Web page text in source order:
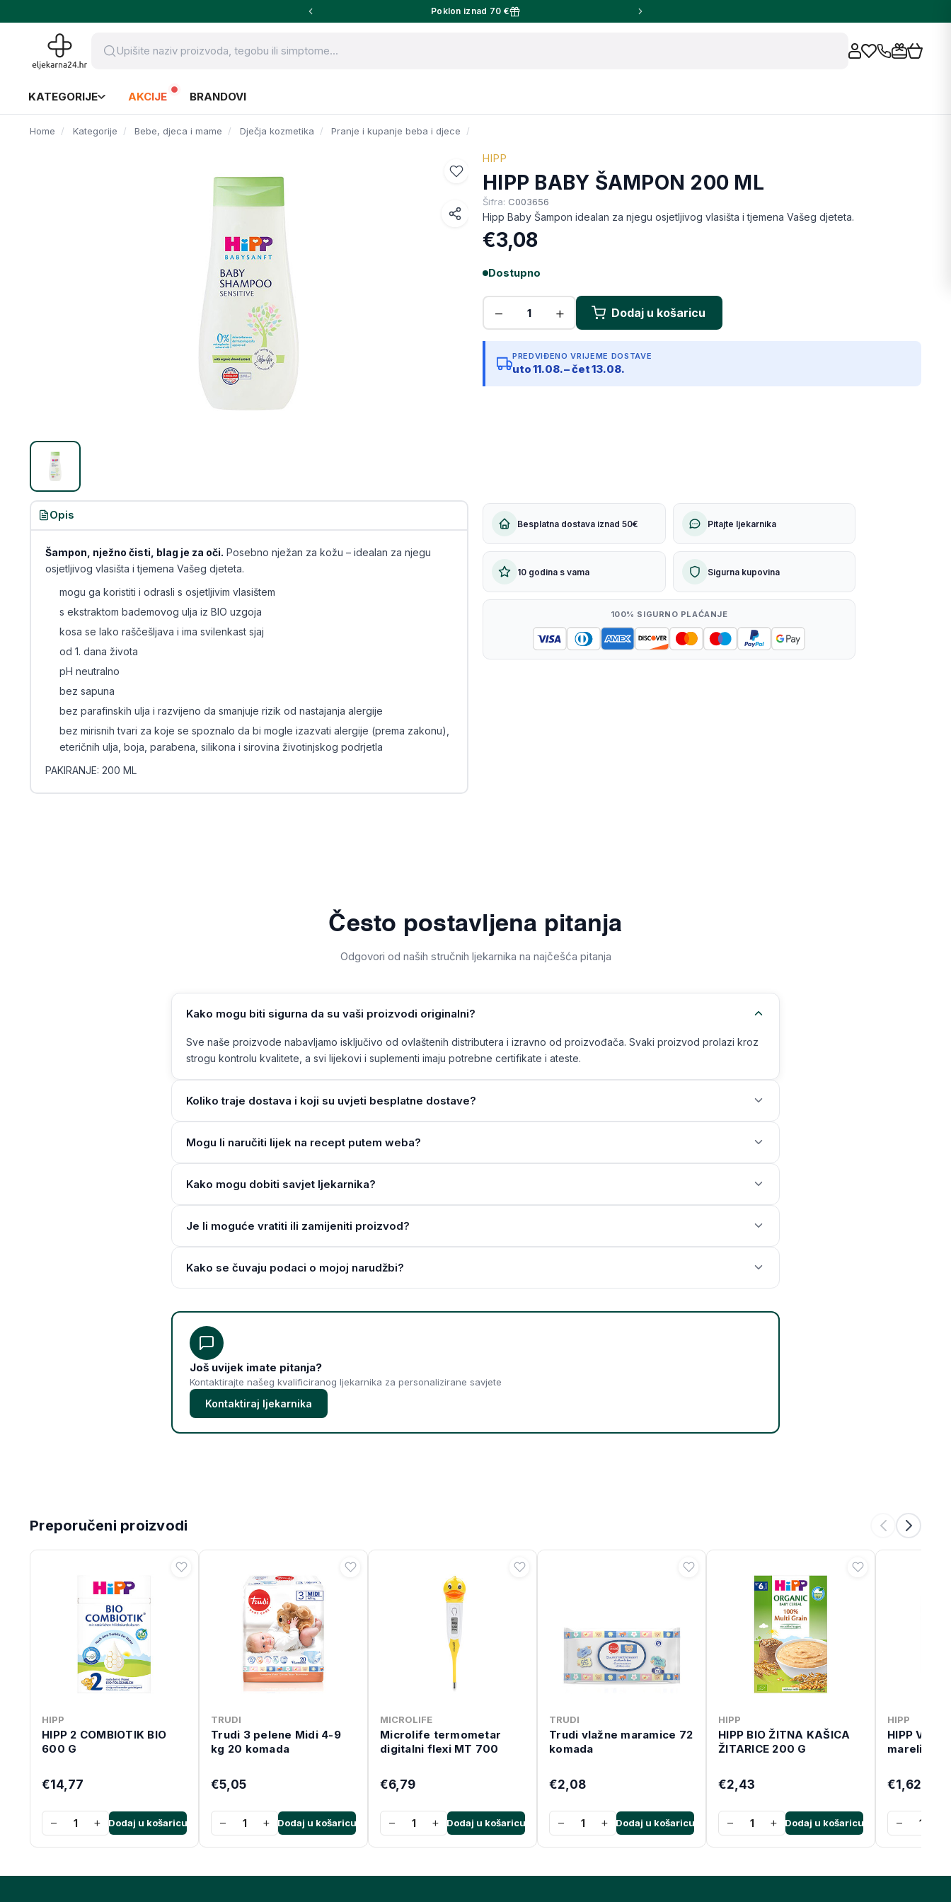
Poklon iznad 70 €
KATEGORIJE AKCIJE BRANDOVI
Home Kategorije Bebe, djeca i mame Dječja kozmetika Pranje i kupanje beba i djece
HIPP
HIPP BABY ŠAMPON 200 ML
Šifra: C003656
Hipp Baby Šampon idealan za njegu osjetljivog vlasišta i tjemena Vašeg djeteta.
€3,08
Dostupno
PREDVIĐENO VRIJEME DOSTAVE
uto 11.08. – čet 13.08.
Besplatna dostava iznad 50€ Pitajte ljekarnika
10 godina s vama Sigurna kupovina
100% SIGURNO PLAĆANJE
Opis
Šampon, nježno čisti, blag je za oči. Posebno nježan za kožu – idealan za njegu
osjetljivog vlasišta i tjemena Vašeg djeteta.
mogu ga koristiti i odrasli s osjetljivim vlasištem
s ekstraktom bademovog ulja iz BIO uzgoja
kosa se lako raščešljava i ima svilenkast sjaj
od 1. dana života
pH neutralno
bez sapuna
bez parafinskih ulja i razvijeno da smanjuje rizik od nastajanja alergije
bez mirisnih tvari za koje se spoznalo da bi mogle izazvati alergije (prema zakonu),
eteričnih ulja, boja, parabena, silikona i sirovina životinjskog podrjetla
PAKIRANJE: 200 ML
Često postavljena pitanja
Odgovori od naših stručnih ljekarnika na najčešća pitanja
Kako mogu biti sigurna da su vaši proizvodi originalni?
Sve naše proizvode nabavljamo isključivo od ovlaštenih distributera i izravno od proizvođača. Svaki proizvod prolazi kroz
strogu kontrolu kvalitete, a svi lijekovi i suplementi imaju potrebne certifikate i ateste.
Koliko traje dostava i koji su uvjeti besplatne dostave?
Mogu li naručiti lijek na recept putem weba?
Kako mogu dobiti savjet ljekarnika?
Je li moguće vratiti ili zamijeniti proizvod?
Kako se čuvaju podaci o mojoj narudžbi?
Još uvijek imate pitanja?
Kontaktirajte našeg kvalificiranog ljekarnika za personalizirane savjete
Kontaktiraj ljekarnika
Preporučeni proizvodi
HIPP
HIPP 2 COMBIOTIK BIO
600 G
€14,77
− + Dodaj u košaricu
TRUDI
Trudi 3 pelene Midi 4-9
kg 20 komada
€5,05
− + Dodaj u košaricu
MICROLIFE
Microlife termometar
digitalni flexi MT 700
€6,79
− + Dodaj u košaricu
TRUDI
Trudi vlažne maramice 72
komada
€2,08
− + Dodaj u košaricu
HIPP
HIPP BIO ŽITNA KAŠICA
ŽITARICE 200 G
€2,43
− + Dodaj u košaricu
HIPP
HIPP
marelice
€1,62
−